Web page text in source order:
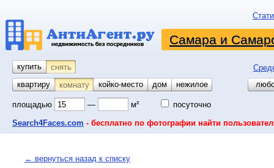
Самара и
купить снять
квартиру
комнату койко-место дом гараж
участок
нежилое
площадью — м² посуточно
Search4Faces.com - бесплатно по фотографии найти
← вернуться назад к списку